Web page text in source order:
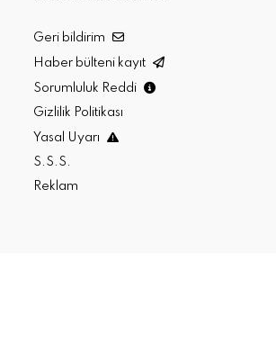
Geri bildirim
Haber bülteni kayıt
Sorumluluk Reddi
Gizlilik Politikası
Yasal Uyarı
S.S.S.
Reklam